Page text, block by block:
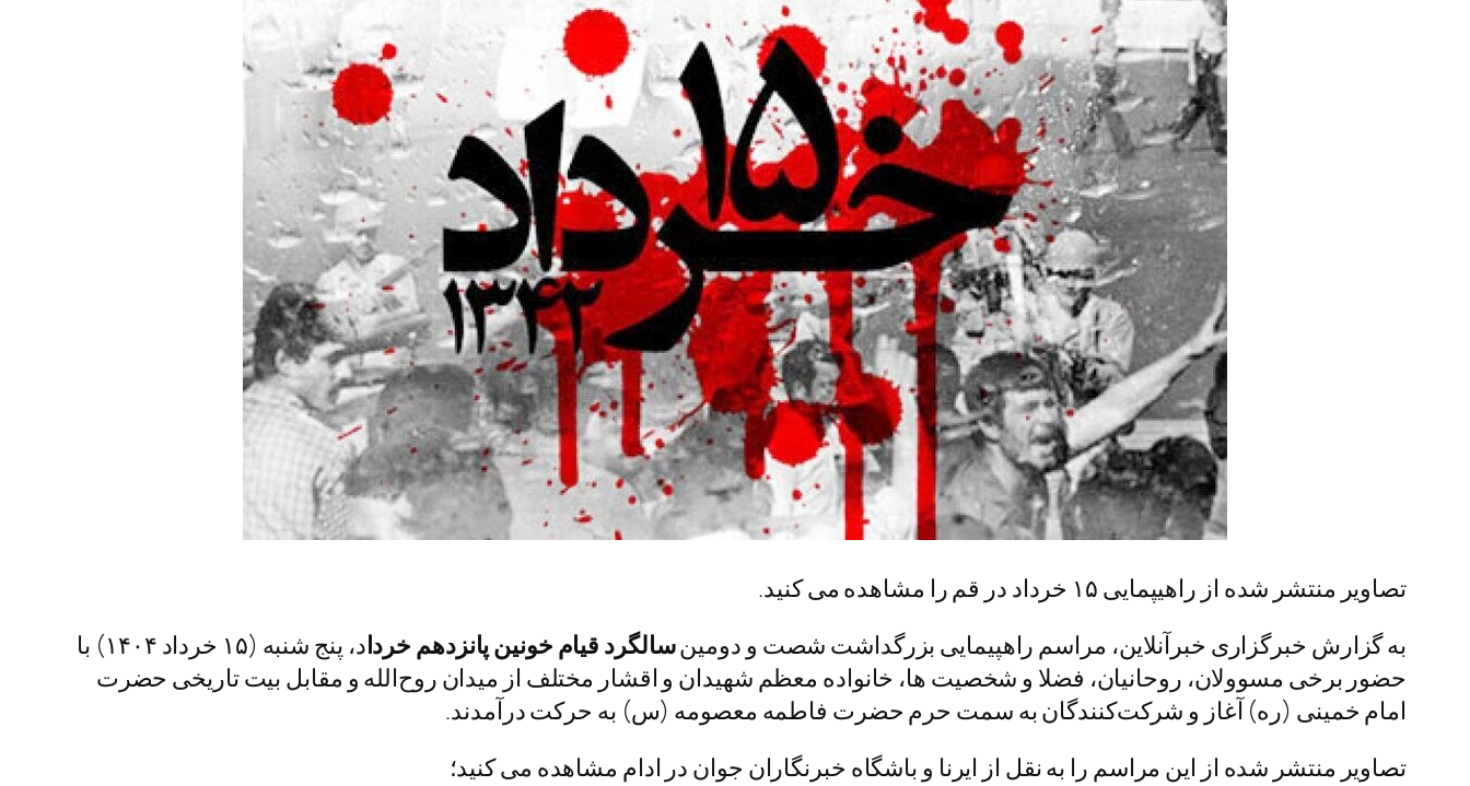
تصاویر منتشر شده از راهیپمایی ۱۵ خرداد در قم را مشاهده می کنید.
به گزارش خبرگزاری خبرآنلاین، مراسم راهپیمایی بزرگداشت شصت‌ و دومینسالگرد قیام خونین پانزدهم خردا
د، پنج شنبه (۱۵ خرداد ۱۴۰۴) با
حضور برخی مسوولان، روحانیان، فضلا و شخصیت ها، خانواده معظم شهیدان و اقشار مختلف از میدان روح‌الله و مقابل بیت تاریخی حضرت
امام خمینی (ره) آغاز و شرکت‌کنندگان به سمت حرم حضرت فاطمه معصومه (س) به حرکت درآمدند.
تصاویر منتشر شده از این مراسم را به نقل از ایرنا و باشگاه خبرنگاران جوان در ادام مشاهده می کنید؛